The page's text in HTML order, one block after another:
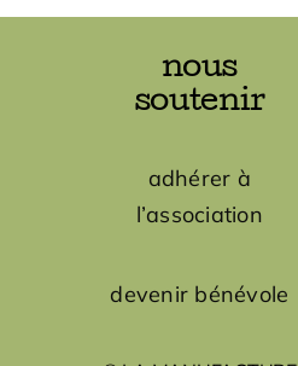
nous
soutenir
adhérer à
l’association
devenir bénévole